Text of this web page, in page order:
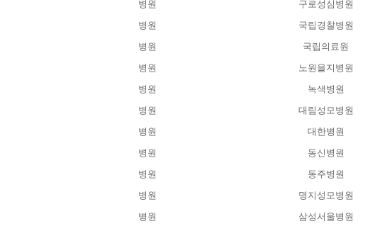
병원
구로성심병원
병원
국립경찰병원
병원
국립의료원
병원
노원을지병원
병원
녹색병원
병원
대림성모병원
병원
대한병원
병원
동신병원
병원
동주병원
병원
명지성모병원
병원
삼성서울병원